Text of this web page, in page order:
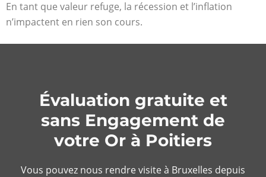
En tant que valeur refuge, la récession et l’inflation
n’impactent en rien son cours.
Évaluation gratuite et
sans Engagement de
votre Or à Poitiers
Vous pouvez nous rendre visite à Bruxelles depuis